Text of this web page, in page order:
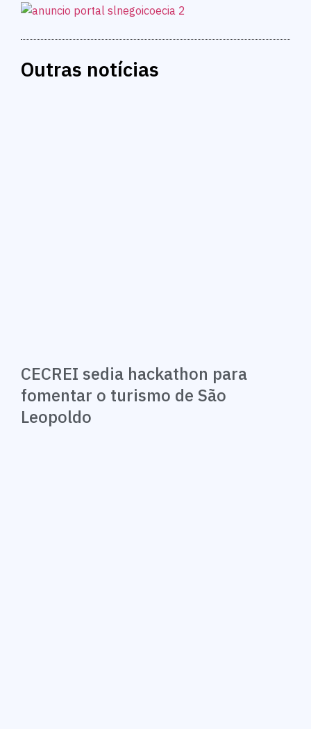
Outras notícias
CECREI sedia hackathon para
fomentar o turismo de São
Leopoldo